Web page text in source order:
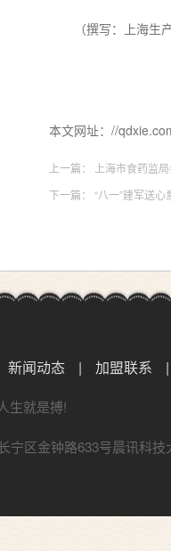
（撰写：上海
本文网址：//
上一篇：
上海市食药监
下一篇： “八一”建军送
新闻动态 | 加盟联系 |
生就是搏!
宁区金钟路633号晨讯科技